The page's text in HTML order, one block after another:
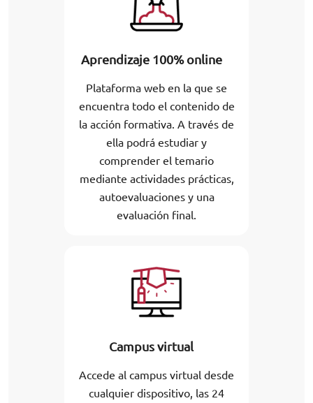
Aprendizaje 100% online
Plataforma web en la que se
encuentra todo el contenido de
la acción formativa. A través de
ella podrá estudiar y
comprender el temario
mediante actividades prácticas,
autoevaluaciones y una
evaluación final.
Campus virtual
Accede al campus virtual desde
cualquier dispositivo, las 24